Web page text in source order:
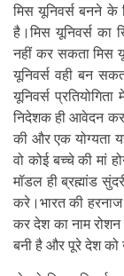
मिस यूनिवर्स बनने के
है।मिस यूनिवर्स का
नहीं कर सकता मिस
यूनिवर्स वही बन
यूनिवर्स
निदेशक ही आवेदन कर
की और एक योग्यता
वो कोई बच्चे की मां
मॉडल ही ब्रह्मांड
करे।भारत की
कर देश का नाम रोशन
बनी है और पूरे देश को